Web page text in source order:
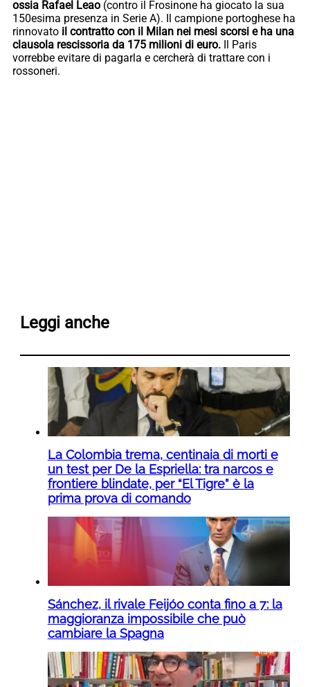
ossia Rafael Leao (contro il Frosinone ha giocato la sua
150esima presenza in Serie A). Il campione portoghese ha
rinnovato il contratto con il Milan nei mesi scorsi e ha una
clausola rescissoria da 175 milioni di euro. Il Paris
vorrebbe evitare di pagarla e cercherà di trattare con i
rossoneri.
Leggi anche
La Colombia trema, centinaia di morti e
un test per De la Espriella: tra narcos e
frontiere blindate, per “El Tigre” è la
prima prova di comando
Sánchez, il rivale Feijóo conta fino a 7: la
maggioranza impossibile che può
cambiare la Spagna